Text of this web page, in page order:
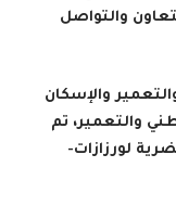
والتواصل
والإسكان
والتعمير، تم
لورزازات-